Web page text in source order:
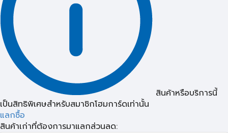
สินค้าหรือบริการนี้
เป็นสิทธิพิเศษสำหรับสมาชิกโฮมการ์ดเท่านั้น
แลกซื้อ
สินค้าเก่าที่ต้องการมาแลกส่วนลด: